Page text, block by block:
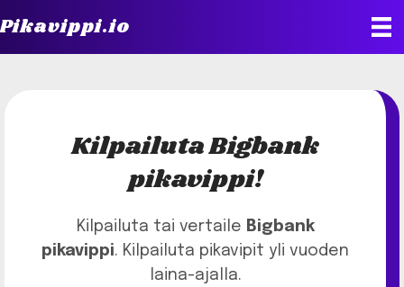
Pikavippi.io
Kilpailuta Bigbank
pikavippi!
Kilpailuta tai vertaile Bigbank
pikavippi. Kilpailuta pikavipit yli vuoden
laina-ajalla.